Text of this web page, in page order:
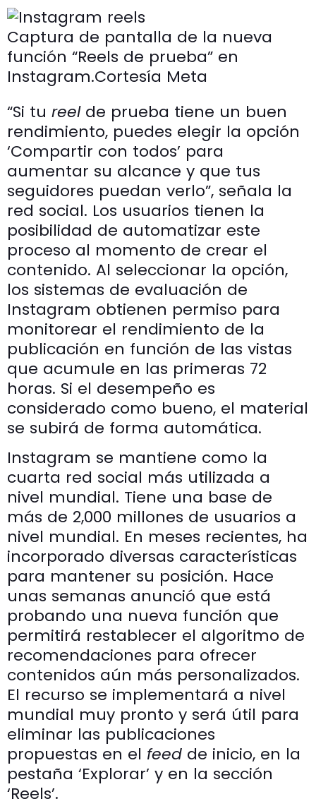
Captura de pantalla de la nueva
función “Reels de prueba” en
Instagram.Cortesía Meta
“Si tu reelde prueba tiene un buen
rendimiento, puedes elegir la opción
‘Compartir con todos’ para
aumentar su alcance y que tus
seguidores puedan verlo”, señala la
red social. Los usuarios tienen la
posibilidad de automatizar este
proceso al momento de crear el
contenido. Al seleccionar la opción,
los sistemas de evaluación de
Instagram obtienen permiso para
monitorear el rendimiento de la
publicación en función de las vistas
que acumule en las primeras 72
horas. Si el desempeño es
considerado como bueno, el material
se subirá de forma automática.
Instagram se mantiene como la
cuarta red social más utilizada a
nivel mundial. Tiene una base de
más de 2,000 millones de usuarios a
nivel mundial. En meses recientes, ha
incorporado diversas características
para mantener su posición. Hace
unas semanas anunció que está
probando una nueva función que
permitirá restablecer el algoritmo de
recomendaciones para ofrecer
contenidos aún más personalizados.
El recurso se implementará a nivel
mundial muy pronto y será útil para
eliminar las publicaciones
propuestas en el feed de inicio, en la
pestaña ‘Explorar’ y en la sección
‘Reels’.